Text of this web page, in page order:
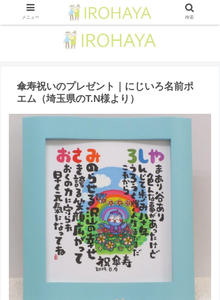
傘寿祝いのプレゼント｜にじいろ名前ポ
エム （埼玉県のT.N様より ）
メニュー 検索